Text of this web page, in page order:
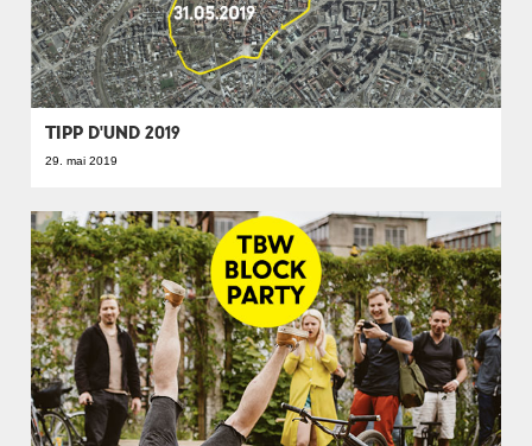
TIPP D'UND 2019
29. mai 2019